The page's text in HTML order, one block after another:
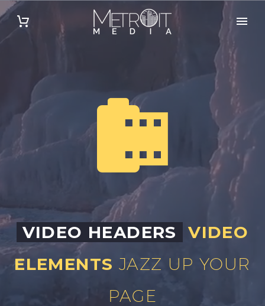
VIDEO HEADERS
VIDEO
ELEMENTS JAZZ UP YOUR
PAGE